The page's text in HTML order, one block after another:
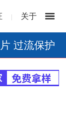
| 关于
过流保护